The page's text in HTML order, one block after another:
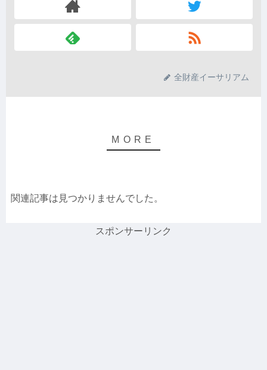
全財産イーサリアム
関連記事は見つかりませんでした。
スポンサーリンク